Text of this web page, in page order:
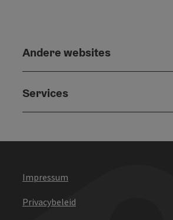
Andere websites
Services
Impressum
Privacybeleid